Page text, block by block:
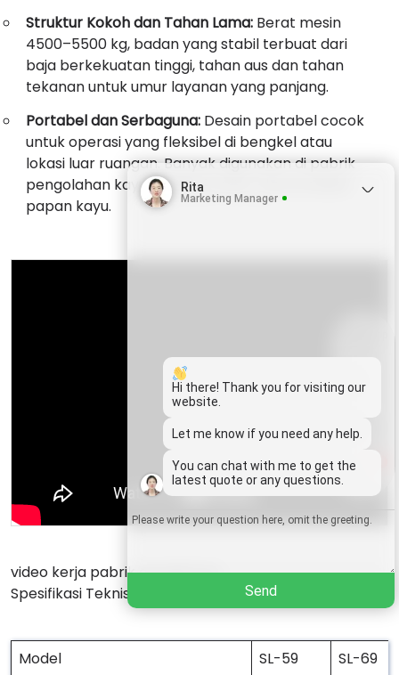
Struktur Kokoh dan Tahan Lama: Berat mesin
4500–5500 kg, badan yang stabil terbuat dari
baja berkekuatan tinggi, tahan aus dan tahan
tekanan untuk umur layanan yang panjang.
Portabel dan Serbaguna: Desain portabel cocok
untuk operasi yang fleksibel di bengkel atau
lokasi luar ruangan. Banyak digunakan di pabrik
pengolahan kayu, pabrik furnitur, dan produksi
papan kayu.
video kerja pabrik gergaji kayu
Spesifikasi Teknis
Model SL-59 SL-69
Wechat
Chat
Rita
Marketing Manager
Hi there! Thank you for visiting our
website.
Let me know if you need any help.
You can chat with me to get the
latest quote or any questions.
Send